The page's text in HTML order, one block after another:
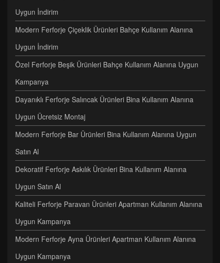
Uygun İndirim
Modern Ferforje Çiçeklik Ürünleri Bahçe Kullanım Alanına
Uygun İndirim
Özel Ferforje Beşik Ürünleri Bahçe Kullanım Alanına Uygun
Kampanya
Dayanıklı Ferforje Salıncak Ürünleri Bina Kullanım Alanına
Uygun Ücretsiz Montaj
Modern Ferforje Bar Ürünleri Bina Kullanım Alanına Uygun
Satın Al
Dekoratif Ferforje Askılık Ürünleri Bina Kullanım Alanına
Uygun Satın Al
Kaliteli Ferforje Paravan Ürünleri Apartman Kullanım Alanına
Uygun Kampanya
Modern Ferforje Ayna Ürünleri Apartman Kullanım Alanına
Uygun Kampanya